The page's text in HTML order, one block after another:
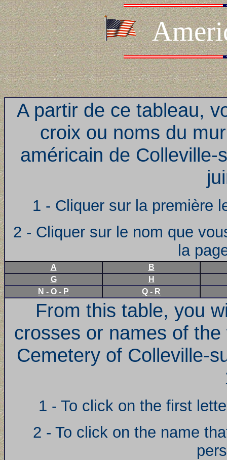
A partir de ce tableau,
croix ou noms du
américain de
1 - Cliquer sur la première
2 - Cliquer sur le nom que
la
A
B
G
H
N - O - P
Q - R
From this table, you
crosses or names of
Cemetery of Colleville-
1 - To click on the first
2 - To click on the name